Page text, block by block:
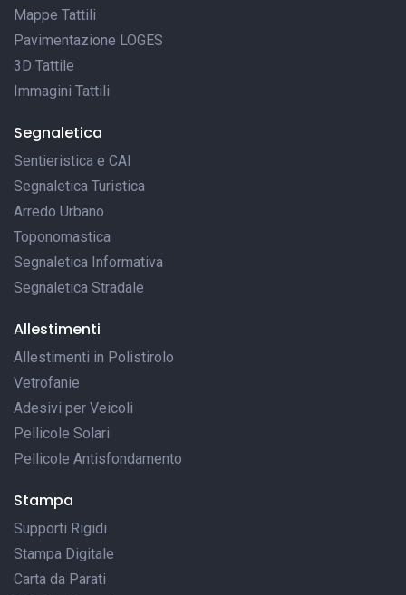
Mappe Tattili
Pavimentazione LOGES
3D Tattile
Immagini Tattili
Segnaletica
Sentieristica e CAI
Segnaletica Turistica
Arredo Urbano
Toponomastica
Segnaletica Informativa
Segnaletica Stradale
Allestimenti
Allestimenti in Polistirolo
Vetrofanie
Adesivi per Veicoli
Pellicole Solari
Pellicole Antisfondamento
Stampa
Supporti Rigidi
Stampa Digitale
Carta da Parati